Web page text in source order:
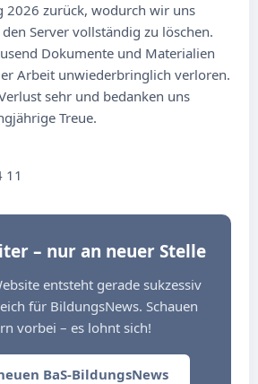
2026 zurück, wodurch wir uns
Server vollständig zu löschen.
Dokumente und Materialien
Arbeit unwiederbringlich verloren.
sehr und bedanken uns
Treue.
11
– nur an neuer Stelle
entsteht gerade sukzessiv
für BildungsNews. Schauen
vorbei – es lohnt sich!
BaS-BildungsNews